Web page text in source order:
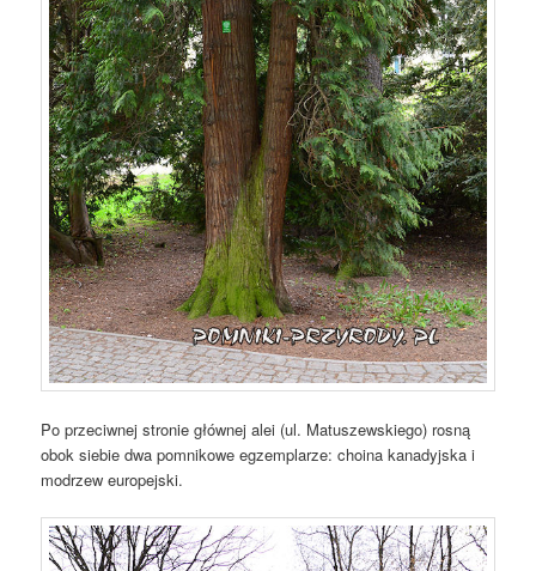
Po przeciwnej stronie głównej alei (ul. Matuszewskiego) rosną
obok siebie dwa pomnikowe egzemplarze: choina kanadyjska i
modrzew europejski.